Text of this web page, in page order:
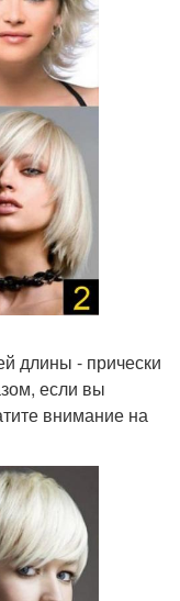
длины - прически
если вы
внимание на